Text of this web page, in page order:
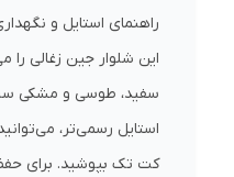
راهنمای استایل و
این شلوار جین زغالی را
سفید، طوسی و مشکی
استایل رسمی‌تر،
کت تک بپوشید. برای